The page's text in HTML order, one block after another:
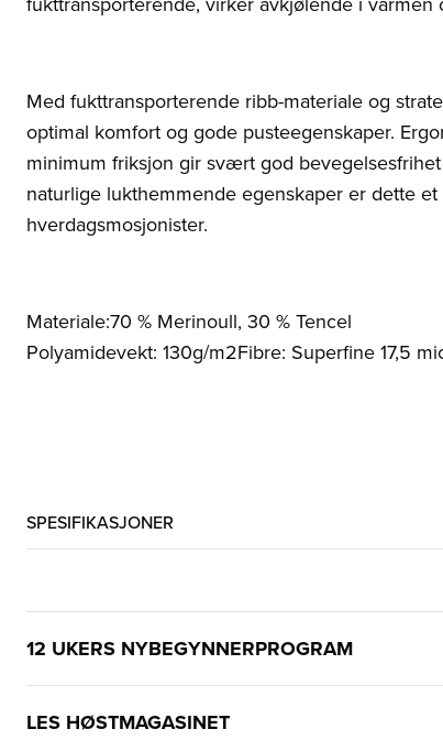
Med fukttransporterende ribb-materiale og
optimal komfort og gode pusteegenskaper.
minimum friksjon gir svært god
naturlige lukthemmende egenskaper er dette
hverdagsmosjonister.
Materiale:70 % Merinoull, 30 % Tencel
Polyamidevekt: 130g/m2Fibre: Superfine 17,5
SPESIFIKASJONER
12 UKERS NYBEGYNNERPROGRAM
LES HØSTMAGASINET